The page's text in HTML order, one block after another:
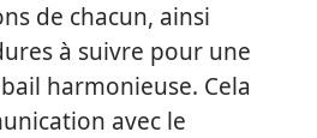
de chacun, ainsi
à suivre pour une
harmonieuse. Cela
avec le